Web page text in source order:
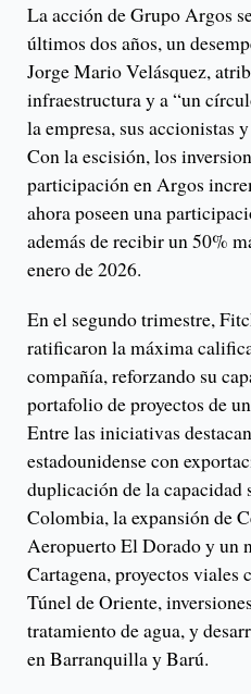
La acción de Grupo Argos
últimos dos años, un
Jorge Mario Velásquez,
infraestructura y a “un
la empresa, sus accionistas
Con la escisión, los
participación en Argos
ahora poseen una
además de recibir un 50%
enero de 2026.
En el segundo trimestre,
ratificaron la máxima
compañía, reforzando su
portafolio de proyectos de
Entre las iniciativas
estadounidense con
duplicación de la capacidad
Colombia, la expansión de
Aeropuerto El Dorado y un
Cartagena, proyectos viales
Túnel de Oriente,
tratamiento de agua, y
en Barranquilla y Barú.